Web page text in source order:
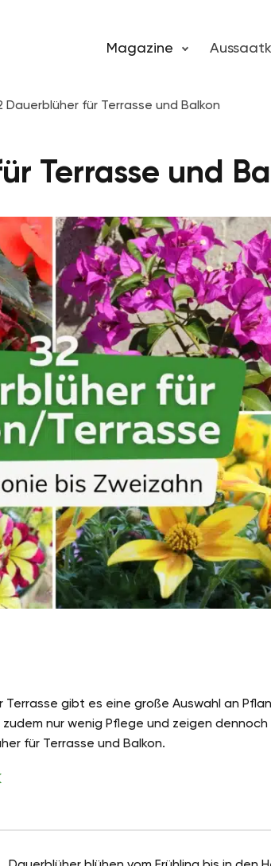
Magazine
Dauerblüher für Terrasse und Balkon
Terrasse und
gibt es eine große Auswahl an
nur wenig Pflege und zeigen
für Terrasse und Balkon.